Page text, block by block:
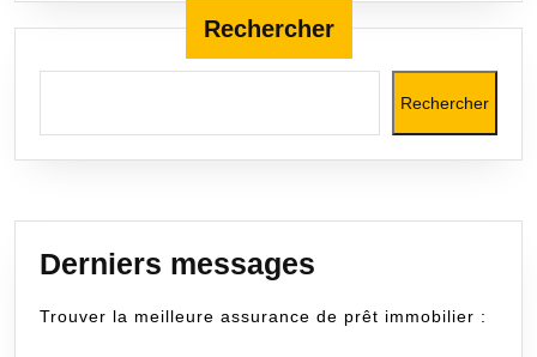
votre
véhicule
Rechercher
Rechercher
Derniers messages
Trouver la meilleure assurance de prêt immobilier :